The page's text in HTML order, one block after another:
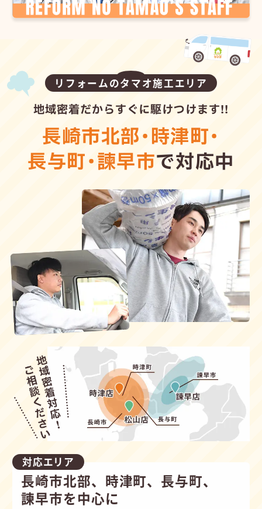
リフォームのタマオ施工エリア
地域密着だからすぐに駆けつけます!!
長崎市北部・時津町・
長与町・諫早市で対応中
対応エリア
長崎市北部、時津町、長与町、
諫早市を中心に